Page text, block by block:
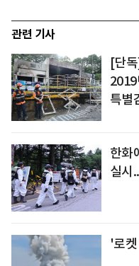
관련 기사
[단
특별
한화
실시
'로